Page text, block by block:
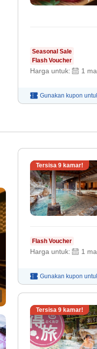
Seasonal Sale
Flash Voucher
Harga untuk: 1
Gunakan kupon
Tersisa 9 kamar!
Flash Voucher
Harga untuk: 1
Gunakan kupon
Tersisa 9 kamar!